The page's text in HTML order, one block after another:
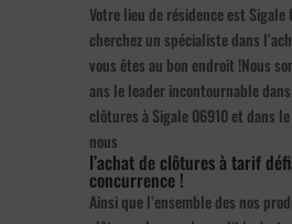
Votre lieu de résidence est Sigale
cherchez un spécialiste dans
vous êtes au bon endroit !Nous
ans le leader incontournable
clôtures à Sigale 06910 et dans
nous
l’achat de clôtures à tarif
concurrence !
Ainsi que l’ensemble des nos